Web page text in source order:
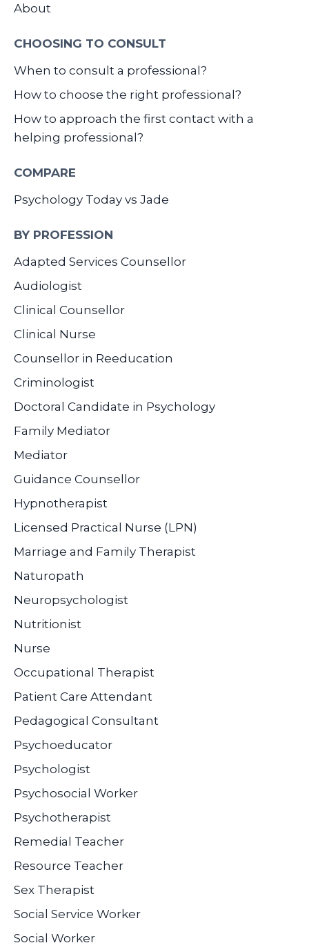
About
CHOOSING TO CONSULT
When to consult a professional?
How to choose the right professional?
How to approach the first contact with a
helping professional?
COMPARE
Psychology Today vs Jade
BY PROFESSION
Adapted Services Counsellor
Audiologist
Clinical Counsellor
Clinical Nurse
Counsellor in Reeducation
Criminologist
Doctoral Candidate in Psychology
Family Mediator
Mediator
Guidance Counsellor
Hypnotherapist
Licensed Practical Nurse (LPN)
Marriage and Family Therapist
Naturopath
Neuropsychologist
Nutritionist
Nurse
Occupational Therapist
Patient Care Attendant
Pedagogical Consultant
Psychoeducator
Psychologist
Psychosocial Worker
Psychotherapist
Remedial Teacher
Resource Teacher
Sex Therapist
Social Service Worker
Social Worker